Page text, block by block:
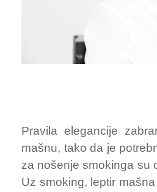
Pravila elegancije
mašnu, tako da je
za nošenje smokinga su
Uz smoking, leptir